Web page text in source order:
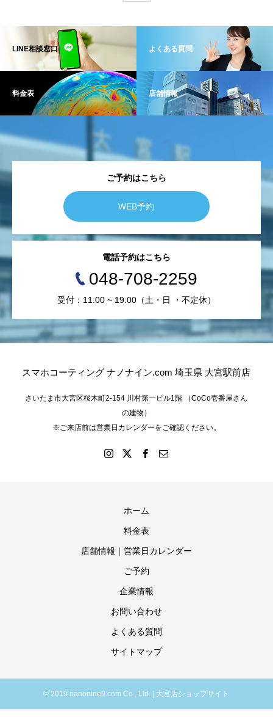
LINE相談窓口 よくある質問
料金表 店舗情報
ご予約はこちら
WEB予約
電話予約はこちら
048-708-2259
受付：11:00 ~ 19:00（土・日 ・不定休）
スマホコーティング ナノナイン.com 埼玉県 大宮駅前店
さいたま市大宮区桜木町2-154 川村第一ビル1階 （CoCo壱番屋さん
の建物）
※ご来店前は営業日カレンダーをご確認ください。
ホーム
料金表
店舗情報｜営業日カレンダー
ご予約
企業情報
お問い合わせ
よくある質問
サイトマップ
© 2019 nanonine9.com Co., Ltd. | 大宮店ショップサイト